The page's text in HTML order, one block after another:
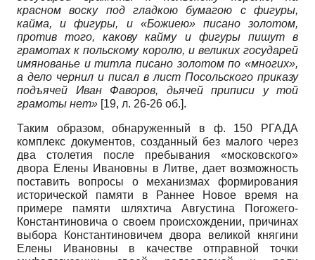
красном воску под гладкою бумагою с фигуры,
кайма, и фигуры, и «Божиею» писано золотом,
против того, какову кайму и фигуры пишут в
грамотах к польскому королю, и великих государей
имянованье и титла писано золотом по «многих»,
а дело чернил и писал в лист Посольского приказу
подъячей Иван Фаворов, дьячей приписи у той
грамоты нет» [19, л. 26-26 об.].
Таким образом, обнаруженный в ф. 150 РГАДА
комплекс документов, созданный без малого через
два столетия после пребывания «московского»
двора Елены Ивановны в Литве, дает возможность
поставить вопросы о механизмах формирования
исторической памяти в Раннее Новое время на
примере памяти шляхтича Августина Погожего-
Константиновича о своем происхождении, причинах
выбора Константиновичем двора великой княгини
Елены Ивановны в качестве отправной точки